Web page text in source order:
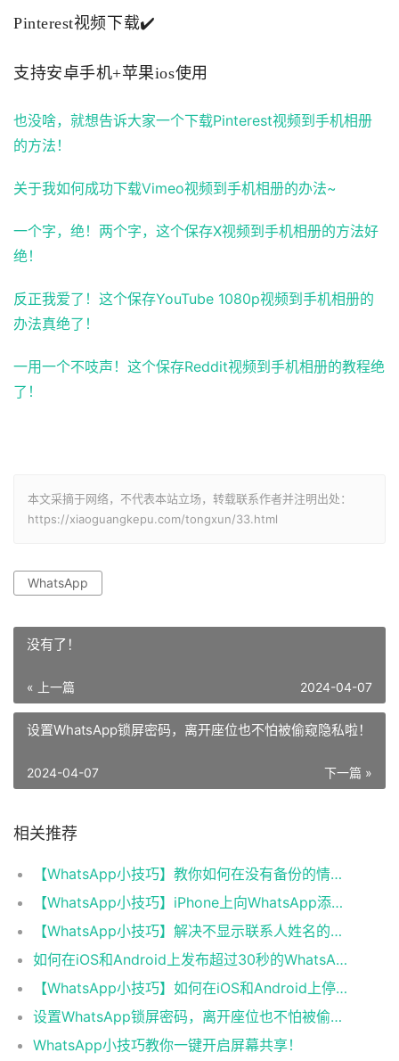
Pinterest视频下载✔️
支持安卓手机+苹果ios使用
也没啥，就想告诉大家一个下载Pinterest视频到手机相册
的方法！
关于我如何成功下载Vimeo视频到手机相册的办法~
一个字，绝！两个字，这个保存X视频到手机相册的方法好
绝！
反正我爱了！这个保存YouTube 1080p视频到手机相册的
办法真绝了！
一用一个不吱声！这个保存Reddit视频到手机相册的教程绝
了！
本文采摘于网络，不代表本站立场，转载联系作者并注明出处：
https://xiaoguangkepu.com/tongxun/33.html
WhatsApp
没有了！
« 上一篇 2024-04-07
设置WhatsApp锁屏密码，离开座位也不怕被偷窥隐私啦！
下一篇 »
2024-04-07
相关推荐
【WhatsApp小技巧】教你如何在没有备份的情况下转移聊天记录！
【WhatsApp小技巧】iPhone上向WhatsApp添加联系人的两种办法
【WhatsApp小技巧】解决不显示联系人姓名的四个办法！
如何在iOS和Android上发布超过30秒的WhatsApp状态视频
【WhatsApp小技巧】如何在iOS和Android上停止自动下载！
设置WhatsApp锁屏密码，离开座位也不怕被偷窥隐私啦！
WhatsApp小技巧教你一键开启屏幕共享！